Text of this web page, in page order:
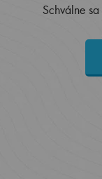
Schválne sa